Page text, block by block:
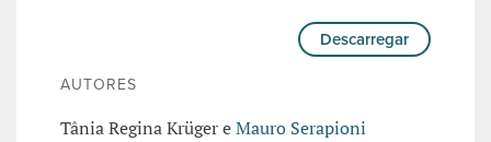
Descarregar
AUTORES
Tânia Regina Krüger eMauro Serapioni